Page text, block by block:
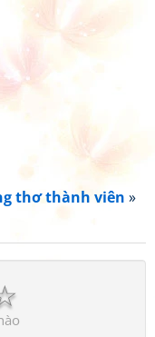
thơ thành viên »